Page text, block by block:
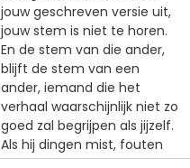
jouw geschreven versie uit,
jouw stem is niet te horen.
En de stem van die ander,
blijft de stem van een
ander, iemand die het
verhaal waarschijnlijk niet zo
goed zal begrijpen als jijzelf.
Als hij dingen mist, fouten
maakt, niet helder genoeg